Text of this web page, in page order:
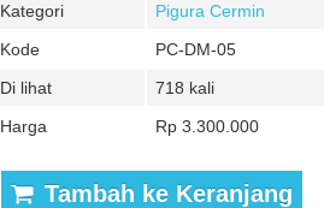
Kategori
Pigura Cermin
Kode
PC-DM-05
Di lihat
718 kali
Harga
Rp 3.300.000
Tambah ke Keranjang